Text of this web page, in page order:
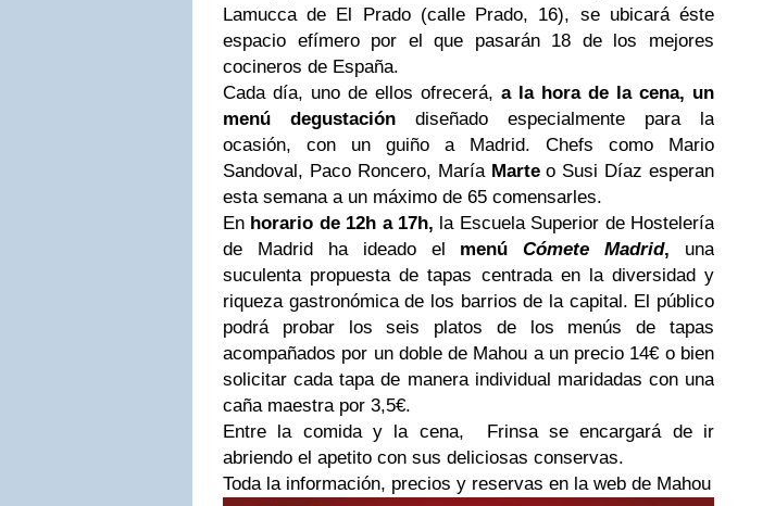
Lamucca de El Prado (calle Prado, 16), se ubicará éste
espacio efímero por el que pasarán 18 de los mejores
cocineros de España.
Cada día, uno de ellos ofrecerá, a la hora de la cena, un
menú degustación diseñado especialmente para la
ocasión, con un guiño a Madrid. Chefs como Mario
Sandoval, Paco Roncero, María Marteo Susi Díaz esperan
esta semana a un máximo de 65 comensarles.
En horario de 12h a 17h, la Escuela Superior de Hostelería
de Madrid ha ideado el menúCómete Madrid, una
suculenta propuesta de tapas centrada en la diversidad y
riqueza gastronómica de los barrios de la capital. El público
podrá probar los seis platos de los menús de tapas
acompañados por un doble de Mahou a un precio 14€ o bien
solicitar cada tapa de manera individual maridadas con una
caña maestra por 3,5€.
Entre la comida y la cena, Frinsa se encargará de ir
abriendo el apetito con sus deliciosas conservas.
Toda la información, precios y reservas en la web de Mahou